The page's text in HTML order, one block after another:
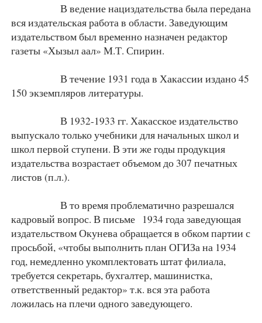
В ведение нациздательства была передана
вся издательская работа в области. Заведующим
издательством был временно назначен редактор
газеты «Хызыл аал» М.Т. Спирин.
В течение 1931 года в Хакассии издано 45
150 экземпляров литературы.
В 1932-1933 гг. Хакасское издательство
выпускало только учебники для начальных школ и
школ первой ступени. В эти же годы продукция
издательства возрастает объемом до 307 печатных
листов (п.л.).
В то время проблематично разрешался
кадровый вопрос. В письме 1934 года заведующая
издательством Окунева обращается в обком партии с
просьбой, «чтобы выполнить план ОГИЗа на 1934
год, немедленно укомплектовать штат филиала,
требуется секретарь, бухгалтер, машинистка,
ответственный редактор» т.к. вся эта работа
ложилась на плечи одного заведующего.